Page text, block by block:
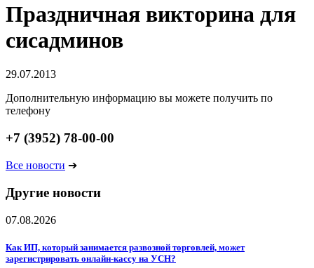
Праздничная викторина для
сисадминов
29.07.2013
Дополнительную информацию вы можете получить по
телефону
+7 (3952) 78-00-00
Все новости ➔
Другие новости
07.08.2026
Как ИП, который занимается развозной торговлей, может
зарегистрировать онлайн-кассу на УСН?